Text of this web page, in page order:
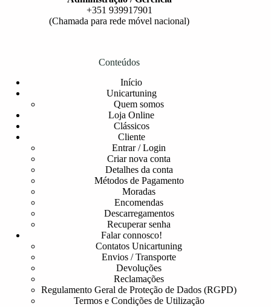
+351 939917901
(Chamada para rede móvel nacional)
Conteúdos
Início
Unicartuning
Quem somos
Loja Online
Clássicos
Cliente
Entrar / Login
Criar nova conta
Detalhes da conta
Métodos de Pagamento
Moradas
Encomendas
Descarregamentos
Recuperar senha
Falar connosco!
Contatos Unicartuning
Envios / Transporte
Devoluções
Reclamações
Regulamento Geral de Proteção de Dados (RGPD)
Termos e Condições de Utilização